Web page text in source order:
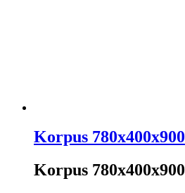
Korpus 780x400x900
Korpus 780x400x900